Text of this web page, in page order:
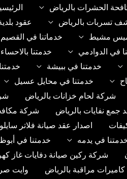
الحشرات بالرياض
تسربات بالرياض عقود
مشيط خدماتنا في القصيم
في الدوادمي خدمتنا بالاحساء
خدمتنا في ببيشة
خدمتنا في محايل عسيل
شركة لحام خزانات بالرياض
جمع نفايات بالرياض شركة
اصدار عقد صيانة فلاتر
في يدمه خدمتنا في
شركة ركين صيانة دفايات غاز
مراقبة بالرياض وايت